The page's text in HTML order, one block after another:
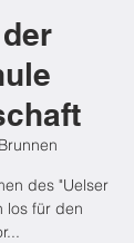
des "Uelser
los für den